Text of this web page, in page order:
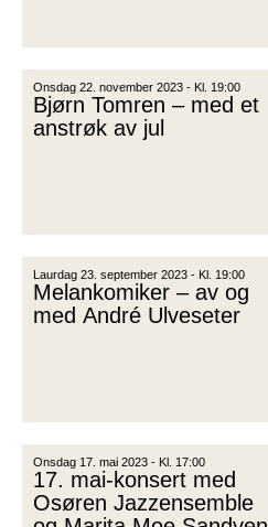
Onsdag 22. november 2023 - Kl. 19:00
Bjørn Tomren – med et
anstrøk av jul
Laurdag 23. september 2023 - Kl. 19:00
Melankomiker – av og
med André Ulveseter
Onsdag 17. mai 2023 - Kl. 17:00
17. mai-konsert med
Osøren Jazzensemble